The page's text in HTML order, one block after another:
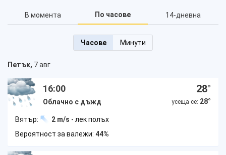
В момента По часове 14-дневна
Часове Минути
Петък, 7 авг
16:00
Облачно с дъжд
28°
усеща се: 28°
Вятър: 2 m/s - лек полъх
Вероятност за валежи: 44%